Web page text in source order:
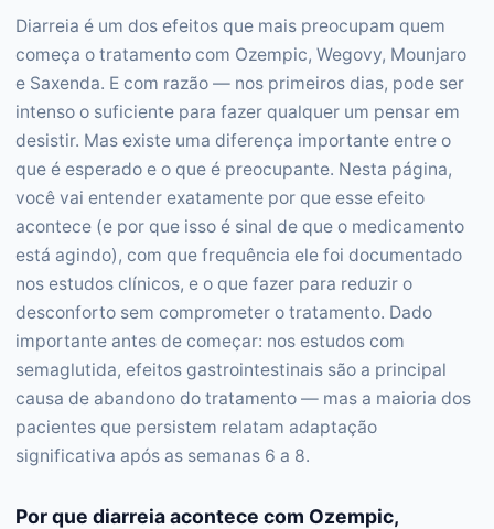
Diarreia é um dos efeitos que mais preocupam quem
começa o tratamento com Ozempic, Wegovy, Mounjaro
e Saxenda. E com razão — nos primeiros dias, pode ser
intenso o suficiente para fazer qualquer um pensar em
desistir. Mas existe uma diferença importante entre o
que é esperado e o que é preocupante. Nesta página,
você vai entender exatamente por que esse efeito
acontece (e por que isso é sinal de que o medicamento
está agindo), com que frequência ele foi documentado
nos estudos clínicos, e o que fazer para reduzir o
desconforto sem comprometer o tratamento. Dado
importante antes de começar: nos estudos com
semaglutida, efeitos gastrointestinais são a principal
causa de abandono do tratamento — mas a maioria dos
pacientes que persistem relatam adaptação
significativa após as semanas 6 a 8.
Por que diarreia acontece com Ozempic,